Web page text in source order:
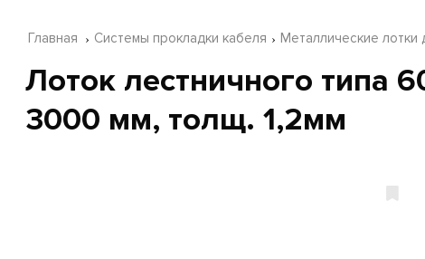
Главная Системы прокладки кабеля Металлические лотки
Лоток лестничного типа
3000 мм, толщ. 1,2мм